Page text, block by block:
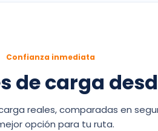
Confianza inmediata
de carga
reales, comparadas en
opción para tu ruta.